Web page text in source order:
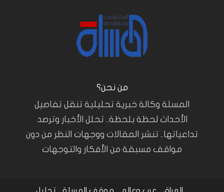
من نحن؟
المسلة وكالة خبرية تحليلية تنقل تفاصيل
الأحداث لحظة بلحظة.. تحلل الأخبار وترصد
تداعياتها.. تنشر المقالات ووجهات النظر من دون
مواقف مسبقة من الأفكار والتوجهات